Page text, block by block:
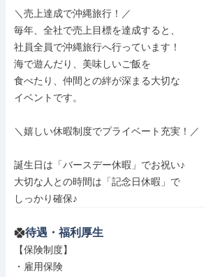
＼売上達成で沖縄旅行！／
毎年、全社で売上目標を達成すると、
社員全員で沖縄旅行へ行っています！
海で遊んだり、美味しいご飯を
食べたり、仲間との絆が深まる大切な
イベントです。
＼嬉しい休暇制度でプライベート充実！／
誕生日は「バースデー休暇」でお祝い♪
大切な人との時間は「記念日休暇」で
しっかり確保♪
待遇・福利厚生
【保険制度】
・雇用保険